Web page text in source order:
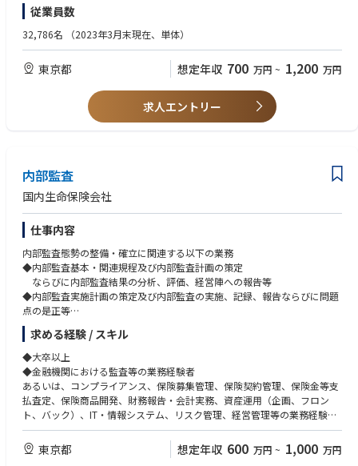
・細部まで丁寧に確認し、適切な管理態勢の構築に貢献できる方
②個別取引・事象に対する深堀調査
・高リスク案件に対するファクト調査・リスク分析、リスク低減措置の立
案・実施
・口座凍結/出金・取引停止/口座解約/取引制限設定などの重大な措置を含
む取引方針策定
③当局対応（必要に応じてSTR届出も実施）
・深堀調査の結果に応じたSTR要否判断、当局への届出
【組織構成】
・（I&A）次長＋チームリーダー＋9名のメンバー＋派遣社員
【魅力】
見習得
・社会的意義の高い同領域での専門性を高めることによる市場価値の向上
・金融機関における実務経験
・英語での業務遂行能力(TOEIC730点目途）
経験又は知識
従業員数
32,786名 （2023年3月末現在、単体）
東京都 想定年収 700 万円 ~ 1,200 万円
求人エントリー
内部監査
国内生命保険会社
仕事内容
内部監査態勢の整備・確立に関連する以下の業務
◆内部監査基本・関連規程及び内部監査計画の策定
ならびに内部監査結果の分析、評価、経営陣への報告等
◆内部監査実施計画の策定及び内部監査の実施、記録、報告ならびに問題
点の是正等
◆内部監査態勢にかかる品質管理（品質評価、人材配置および育成、モニ
タリング及び定期的リスク評価）
※将来的に会社の定める業務（出向含む）へ変更されることがあります。
求める経験 / スキル
◆大卒以上
◆金融機関における監査等の業務経験者
あるいは、コンプライアンス、保険募集管理、保険契約管理、保険金等支
払査定、保険商品開発、財務報告・会計実務、資産運用（企画、フロン
ト、バック）、IT・情報システム、リスク管理、経営管理等の業務経験者
で上記職務を通じ当社の内部監査態勢拡充に意欲的に取り組める方
◆ＣＩＡ、ＣＦＳＡ、ＣＣＳＡ、ＣＩＳＡ、ＣＦＥ、アクチュアリー、公
認会計士、ＣＰＡ、ＣＭＡ等の資格保有者あるいは受験中の方歓迎
東京都 想定年収 600 万円 ~ 1,000 万円